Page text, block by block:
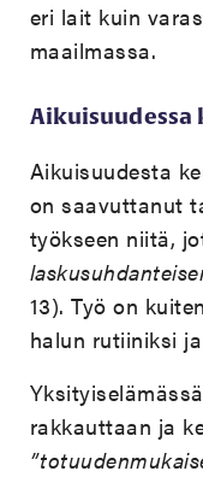
eri lait kuin
maailmassa.
Aikuisuudessa
Aikuisuudesta
on saavuttanut
työkseen niitä,
13). Työ on
halun rutiiniksi
rakkauttaan ja